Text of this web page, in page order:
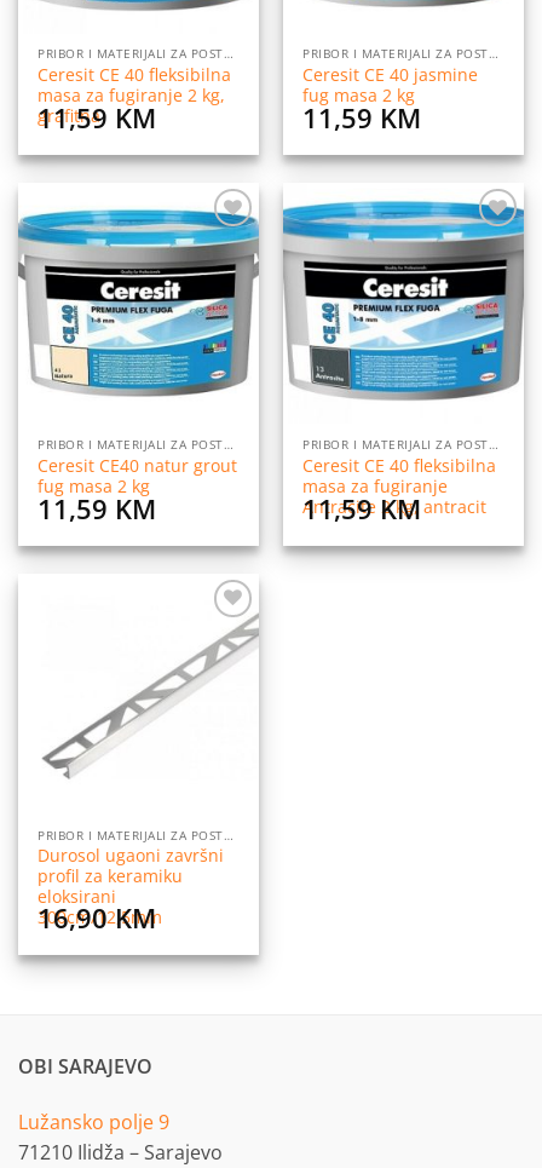
PRIBOR I MATERIJALI ZA POSTAVLJANJE PLOČICA
Ceresit CE 40 fleksibilna
masa za fugiranje 2 kg,
grafitna
11,59 KM
PRIBOR I MATERIJALI ZA POSTAVLJANJE PLOČICA
Ceresit CE 40 jasmine
fug masa 2 kg
11,59 KM
Dodaj
na
listu
želja
PRIBOR I MATERIJALI ZA POSTAVLJANJE PLOČICA
Ceresit CE40 natur grout
fug masa 2 kg
11,59 KM
Dodaj
na
listu
želja
PRIBOR I MATERIJALI ZA POSTAVLJANJE PLOČICA
Ceresit CE 40 fleksibilna
masa za fugiranje
Antracite 2 kg, antracit
11,59KM
Dodaj
na
listu
želja
PRIBOR I MATERIJALI ZA POSTAVLJANJE PLOČICA
Durosol ugaoni završni
profil za keramiku
eloksirani
300cm/12,5mm
16,90KM
OBI SARAJEVO
Lužansko polje 9
71210 Ilidža – Sarajevo